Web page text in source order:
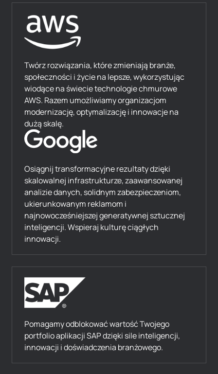
Twórz rozwiązania, które zmieniają branże,
społeczności i życie na lepsze, wykorzystując
wiodące na świecie technologie chmurowe
AWS. Razem umożliwiamy organizacjom
modernizację, optymalizację i innowacje na
dużą skalę.
Osiągnij transformacyjne rezultaty dzięki
skalowalnej infrastrukturze, zaawansowanej
analizie danych, solidnym zabezpieczeniom,
ukierunkowanym reklamom i
najnowocześniejszej generatywnej sztucznej
inteligencji. Wspieraj kulturę ciągłych
innowacji.
Pomagamy odblokować wartość Twojego
portfolio aplikacji SAP dzięki sile inteligencji,
innowacji i doświadczenia branżowego.